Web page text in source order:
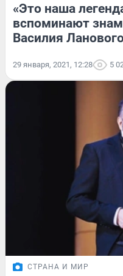
«Это наша
вспоминают
Василия
29 января, 2021, 12:28 5
СТРАНА И МИР